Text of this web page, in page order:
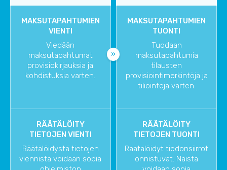
MAKSUTAPAHTUMIEN
VIENTI
Viedään
maksutapahtumat
provisiokirjauksia ja
kohdistuksia varten.
MAKSUTAPAHTUMIEN
TUONTI
Tuodaan
maksutapahtumia
tilausten
provisiointimerkintöjä ja
tiliöintejä varten.
RÄÄTÄLÖITY
TIETOJEN VIENTI
Räätälöidystä tietojen
viennistä voidaan sopia
RÄÄTÄLÖITY
TIETOJEN TUONTI
Räätälöidyt tiedonsiirrot
onnistuvat. Näistä